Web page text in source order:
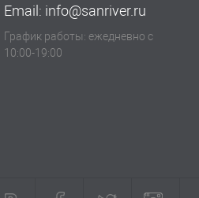
Email: info@sanriver.ru
График работы: ежедневно с
10:00-19:00